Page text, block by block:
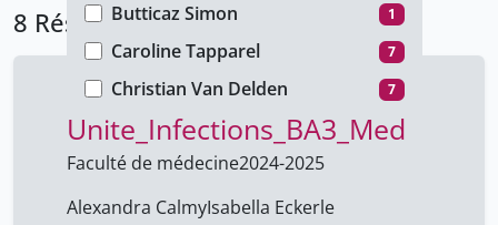
Butticaz Simon 1
Caroline Tapparel 7
Christian Van Delden 7
Christiane Eberhardt 7
Dettwiler Andreas
Diego Andrey
8 Résultats
Unite_Infections_BA3_Med
Faculté de médecine2024-2025
Alexandra CalmyIsabella Eckerle